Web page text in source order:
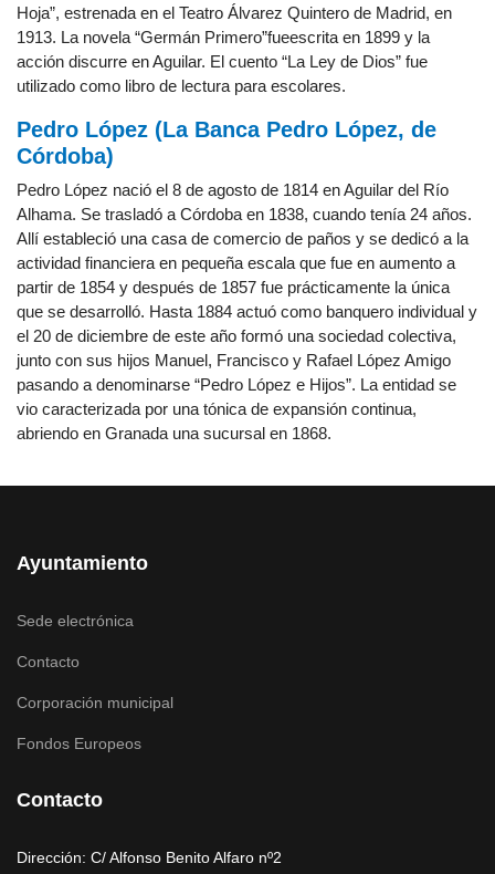
Hoja”, estrenada en el Teatro Álvarez Quintero de Madrid, en
1913. La novela “Germán Primero”fueescrita en 1899 y la
acción discurre en Aguilar. El cuento “La Ley de Dios” fue
utilizado como libro de lectura para escolares.
Pedro López (La Banca Pedro López, de
Córdoba)
Pedro López nació el 8 de agosto de 1814 en Aguilar del Río
Alhama. Se trasladó a Córdoba en 1838, cuando tenía 24 años.
Allí estableció una casa de comercio de paños y se dedicó a la
actividad financiera en pequeña escala que fue en aumento a
partir de 1854 y después de 1857 fue prácticamente la única
que se desarrolló. Hasta 1884 actuó como banquero individual y
el 20 de diciembre de este año formó una sociedad colectiva,
junto con sus hijos Manuel, Francisco y Rafael López Amigo
pasando a denominarse “Pedro López e Hijos”. La entidad se
vio caracterizada por una tónica de expansión continua,
abriendo en Granada una sucursal en 1868.
Ayuntamiento
Sede electrónica
Contacto
Corporación municipal
Fondos Europeos
Contacto
Dirección: C/ Alfonso Benito Alfaro nº2